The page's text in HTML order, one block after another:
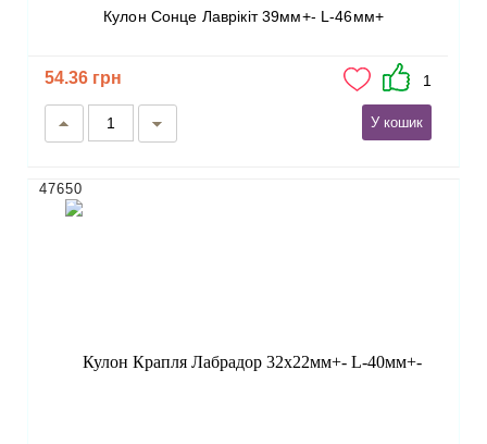
Кулон Сонце Лаврікіт 39мм+- L-46мм+
54.36 грн 1
У кошик
47650